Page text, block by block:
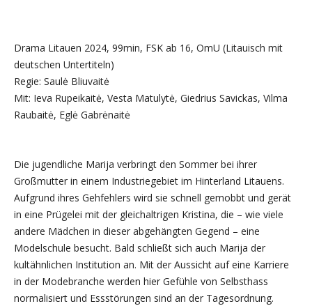
Drama Litauen 2024, 99min, FSK ab 16, OmU (Litauisch mit
deutschen Untertiteln)
Regie: Saulė Bliuvaitė
Mit: Ieva Rupeikaitė, Vesta Matulytė, Giedrius Savickas, Vilma
Raubaitė, Eglė Gabrėnaitė
Die jugendliche Marija verbringt den Sommer bei ihrer
Großmutter in einem Industriegebiet im Hinterland Litauens.
Aufgrund ihres Gehfehlers wird sie schnell gemobbt und gerät
in eine Prügelei mit der gleichaltrigen Kristina, die – wie viele
andere Mädchen in dieser abgehängten Gegend – eine
Modelschule besucht. Bald schließt sich auch Marija der
kultähnlichen Institution an. Mit der Aussicht auf eine Karriere
in der Modebranche werden hier Gefühle von Selbsthass
normalisiert und Essstörungen sind an der Tagesordnung.